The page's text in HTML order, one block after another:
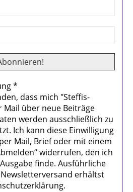
*
dass mich "Steffis-
Mail über neue Beiträge
werden ausschließlich zu
Ich kann diese Einwilligung
Mail, Brief oder mit einem
widerrufen, den ich
finde. Ausführliche
erhältst